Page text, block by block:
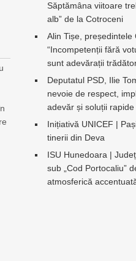
Săptămâna viitoare
alb” de la Cotroceni
Alin Tișe, președintele
“Incompetenții fără
sunt adevărații
Deputatul PSD, Ilie
nevoie de respect,
adevăr și soluții rapide
Inițiativă UNICEF |
tinerii din Deva
ISU Hunedoara |
sub „Cod Portocaliu”
atmosferică